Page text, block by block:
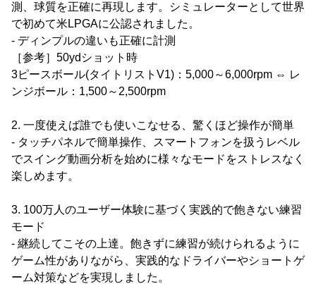
測、球質を正確に再現します。シミュレーターとして世界
で初めて米LPGAに公認されました。
- ディンプルの違いも正確に計測
［参考］50ydショット時
3ピースボール(タイトリストV1)：5,000～6,000rpm ⇔ レ
ンジボール：1,500～2,500rpm
2. 一度使えば誰でも使いこなせる、驚くほど操作が簡単
- タッチパネルで簡単操作、スマートフォンを扱うレベル
でスイング動画分析を始めに様々なモードをストレスなく
楽しめます。
3. 100万人のユーザー体験に基づく実践的で飽きない練習
モード
- 継続してこその上達。飽きずに練習が続けられるように
ゲーム性がありながら、実践的なドライバーやショートゲ
ーム対策などを実現しました。